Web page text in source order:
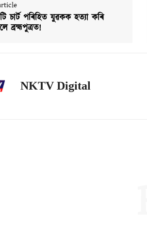
চাৰ্ট পৰিহিত যুৱকক হত্যা কৰি
ব্ৰহ্মপুত্ৰত!
NKTV Digital